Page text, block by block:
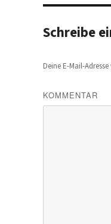
Schreibe
Deine E-Mail-
KOMMENTAR